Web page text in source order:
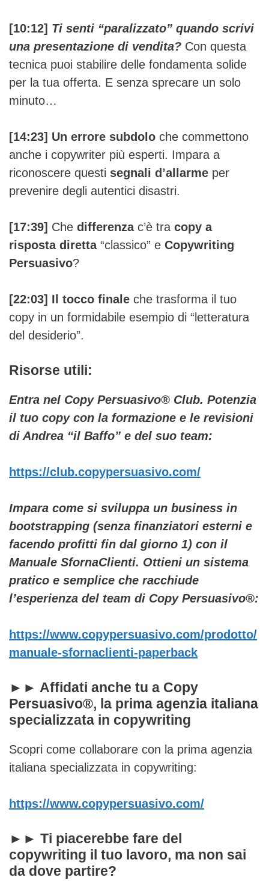
[10:12] Ti senti “paralizzato” quando scrivi
una presentazione di vendita? Con questa
tecnica puoi stabilire delle fondamenta solide
per la tua offerta. E senza sprecare un solo
minuto…
[14:23] Un errore subdolo che commettono
anche i copywriter più esperti. Impara a
riconoscere questi segnali d’allarme per
prevenire degli autentici disastri.
[17:39] Che differenzac’è tra copy a
risposta diretta“classico” e Copywriting
Persuasivo?
[22:03] Il tocco finale che trasforma il tuo
copy in un formidabile esempio di “letteratura
del desiderio”.
Risorse utili:
Entra nel Copy Persuasivo®️ Club. Potenzia
il tuo copy con la formazione e le revisioni
di Andrea “il Baffo” e del suo team:
https://club.copypersuasivo.com/
Impara come si sviluppa un business in
bootstrapping (senza finanziatori esterni e
facendo profitti fin dal giorno 1) con il
Manuale SfornaClienti. Ottieni un sistema
pratico e semplice che racchiude
l’esperienza del team di Copy Persuasivo®:
https://www.copypersuasivo.com/prodotto/
manuale-sfornaclienti-paperback
►► Affidati anche tu a Copy
Persuasivo®, la prima agenzia italiana
specializzata in copywriting
Scopri come collaborare con la prima agenzia
italiana specializzata in copywriting:
https://www.copypersuasivo.com/
►► Ti piacerebbe fare del
copywriting il tuo lavoro, ma non sai
da dove partire?